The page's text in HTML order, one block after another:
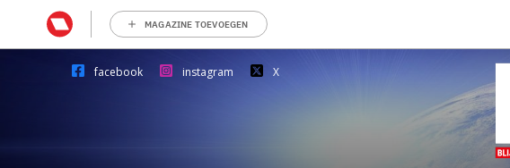
MAGAZINE TOEVOEGEN
facebook instagram X